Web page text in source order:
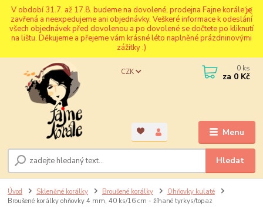
V období 31.7. až 17.8. budeme na dovolené, prodejna Fajne korále je
zavřená a neexpedujeme ani objednávky. Veškeré informace k odeslání
všech objednávek před dovolenou a po dovolené se dočtete po kliknutí
na lištu. Děkujeme a přejeme vám krásné léto naplněné prázdninovými
zážitky :)
Menu
CZK
Hledat
0 ks
za 0 Kč
Úvod Skleněné korálky Broušené korálky
Ohňovky kulaté
Broušené korálky ohňovky 4 mm, 40 ks/16 cm - žíhané tyrkys/topaz